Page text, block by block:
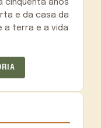
cinquenta anos
e da casa da
a terra e a vida